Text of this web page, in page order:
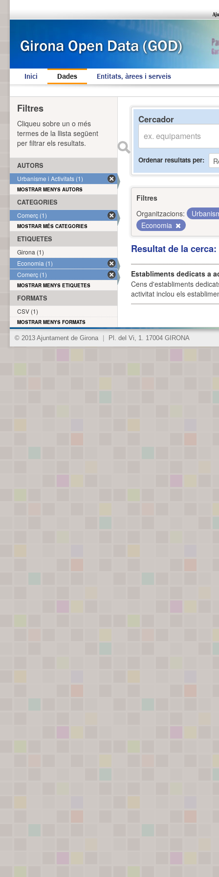
Inici Dades Entitats, àrees i serveis
Cercador
Ordenar resultats per
Filtres
Organitzacions:
Economia
Resultat de la
Establiments dedicats a
Cens d'establiments
activitat inclou els
Filtres
Cliqueu sobre un o més
termes de la llista següent
per filtrar els resultats.
AUTORS
Urbanisme i Activitats (1)
MOSTRAR MENYS AUTORS
CATEGORIES
Comerç (1)
MOSTRAR MÉS CATEGORIES
ETIQUETES
Girona (1)
Economia (1)
Comerç (1)
MOSTRAR MENYS ETIQUETES
FORMATS
CSV (1)
MOSTRAR MENYS FORMATS
© 2013 Ajuntament de Girona Pl. del Vi, 1. 17004 GIRONA